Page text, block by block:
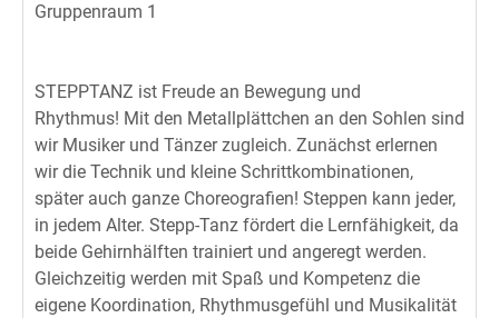
Gruppenraum 1
STEPPTANZ ist Freude an Bewegung und
Rhythmus! Mit den Metallplättchen an den Sohlen sind
wir Musiker und Tänzer zugleich. Zunächst erlernen
wir die Technik und kleine Schrittkombinationen,
später auch ganze Choreografien! Steppen kann jeder,
in jedem Alter. Stepp-Tanz fördert die Lernfähigkeit, da
beide Gehirnhälften trainiert und angeregt werden.
Gleichzeitig werden mit Spaß und Kompetenz die
eigene Koordination, Rhythmusgefühl und Musikalität